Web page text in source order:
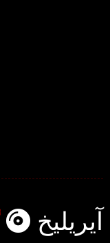
آیریلیخ